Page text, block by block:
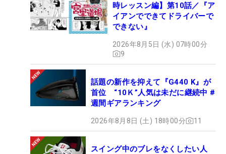
時レッスン編】第10話／『ア
イアンでできてドライバーで
できない』
2026年8月5日 (水) 07時00分
9
話題の新作を抑えて『G440 K』が
首位 “10Ｋ”人気は未だに継続中 #
週間ギアランキング
2026年8月8日 (土) 18時00分 11
スイング中のブレをなくしたい人